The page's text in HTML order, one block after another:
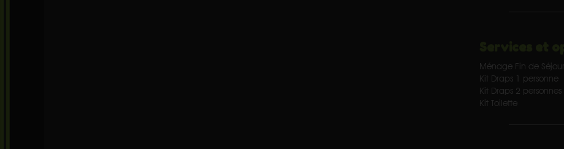
Ménage Fin de Séjour
Kit Draps 1 personne
Kit Draps 2 personnes
Kit Toilette